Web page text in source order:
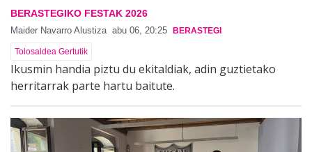
BERASTEGIKO FESTAK 2026
Maider Navarro Alustiza abu 06, 20:25 BERASTEGI
Tolosaldea Gertutik
Ikusmin handia piztu du ekitaldiak, adin guztietako
herritarrak parte hartu baitute.